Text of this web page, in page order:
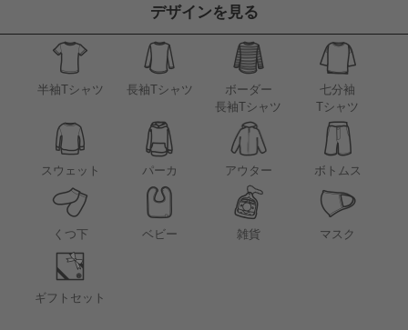
デザインを見る
半袖Tシャツ 長袖Tシャツ
ボーダー
長袖Tシャツ
七分袖
Tシャツ
スウェット パーカ アウター ボトムス
くつ下 ベビー 雑貨 マスク
ギフトセット